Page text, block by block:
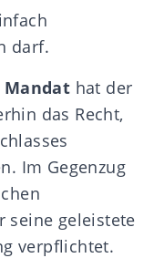
darf.
Mandat hat der
das Recht,
Im Gegenzug
seine geleistete
verpflichtet.